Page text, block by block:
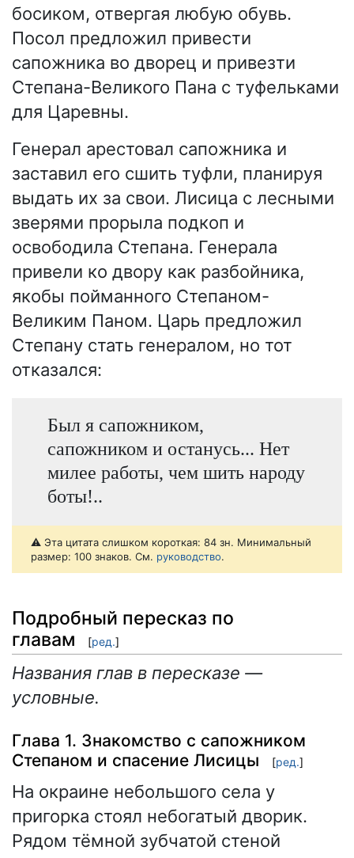
босиком, отвергая любую обувь.
Посол предложил привести
сапожника во дворец и привезти
Степана-Великого Пана с туфельками
для Царевны.
Генерал арестовал сапожника и
заставил его сшить туфли, планируя
выдать их за свои. Лисица с лесными
зверями прорыла подкоп и
освободила Степана. Генерала
привели ко двору как разбойника,
якобы пойманного Степаном-
Великим Паном. Царь предложил
Степану стать генералом, но тот
отказался:
Был я сапожником,
сапожником и останусь... Нет
милее работы, чем шить народу
боты!..
⚠️ Эта цитата слишком короткая: 84 зн. Минимальный
размер: 100 знаков. См. руководство.
Подробный пересказ по
главам
[ред.]
Названия глав в пересказе —
условные.
Глава 1. Знакомство с сапожником
Степаном и спасение Лисицы
[ред.]
На окраине небольшого села у
пригорка стоял небогатый дворик.
Рядом тёмной зубчатой стеной